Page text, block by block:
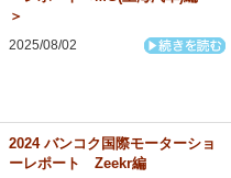
＞
2025/08/02
2024 バンコク国際モーターショ
ーレポート Zeekr編